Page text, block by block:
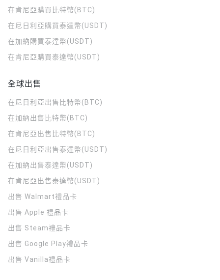
在肯尼亞購買比特幣(BTC)
在尼日利亞購買泰達幣(USDT)
在加納購買泰達幣(USDT)
在肯尼亞購買泰達幣(USDT)
全球出售
在尼日利亞出售比特幣(BTC)
在加納出售比特幣(BTC)
在肯尼亞出售比特幣(BTC)
在尼日利亞出售泰達幣(USDT)
在加納出售泰達幣(USDT)
在肯尼亞出售泰達幣(USDT)
出售 Walmart禮品卡
出售 Apple 禮品卡
出售 Steam禮品卡
出售 Google Play禮品卡
出售 Vanilla禮品卡